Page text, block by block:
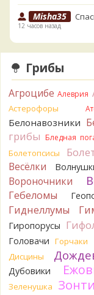
Misha35
12 часов назад
BorisM
точно нет! P.S.
насчёт того, что
хорошо было бы
Разные грибы
BorisM
BorisM
цвета гриба на
сложно выбрать
19 часов назад
BorisM
19 часов назад
Verona
2 дня назад
Юрий
Только
Грибы
Агроцибе Алеврия
Астерофоры
Белонавозники
грибы Бледная
Болетопсисы
Весёлки
Вороночники
Гебеломы
Гиднеллумы
Гиропорусы
Головачи Горчаки
Дисцины
Дубовики
Зеленушка